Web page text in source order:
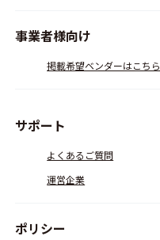
事業者様向け
掲載希望ベンダーはこちら
サポート
よくあるご質問
運営企業
ポリシー